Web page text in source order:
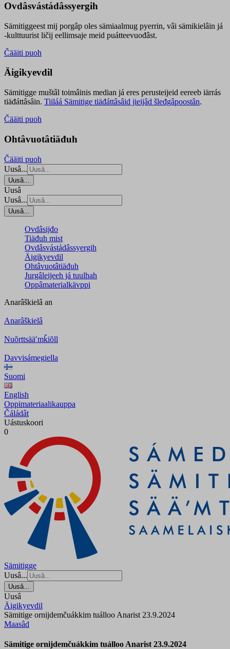
Ovdâsvástádâssyergih
Sämitiggeest mij porgâp oles sämiaalmug pyerrin, vâi sämikielâin já
-kulttuurist ličij eellimsaje meid puátteevuođâst.
Čääiti puoh
Äigikyevdil
Sämitigge muštâl toimâinis median já eres perusteijeid eereeb iärrás
tiäđáttâsâin. Tiiláá Sämitige tiäđáttâsâid jieijâd šleđgâpoostân.
Čääiti puoh
Ohtâvuotâtiäđuh
Čääiti puoh
Uusâ...
Uusâ...
Uusâ
Uusâ...
Uusâ...
Ovdâsijđo
Tiäđuh mist
Ovdâsvástádâssyergih
Äigikyevdil
Ohtâvuotâtiäđuh
Jurgâleijeeh já tuulhah
Oppâmaterialkävppi
Anarâškielâ an
Anarâškielâ
Nuõrttsääʹmǩiõll
Davvisámegiella
Suomi
English
Oppimateriaalikauppa
Čáládât
Uástuskoori
0
Sämitigge
Uusâ...
Uusâ...
Uusâ
Äigikyevdil
Sämitige ornijdemčuákkim tuálloo Anarist 23.9.2024
Maasâd
Sämitige ornijdemčuákkim tuálloo Anarist 23.9.2024